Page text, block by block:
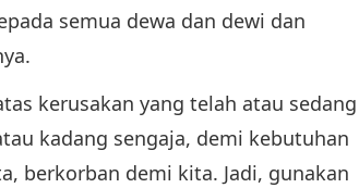
semua dewa dan dewi dan
kerusakan yang telah atau sedang
kadang sengaja, demi kebutuhan
berkorban demi kita. Jadi, gunakan